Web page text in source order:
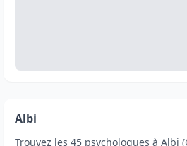
Albi
Trouvez les 45 psychologues à Albi